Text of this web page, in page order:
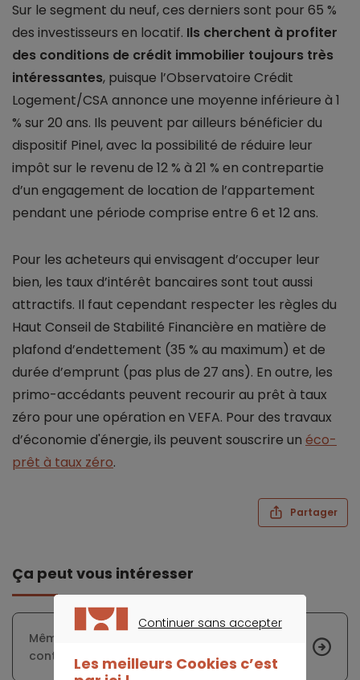
Sur le segment du neuf, ces derniers sont pour 65 %
des investisseurs en locatif. Ils cherchent à profiter
des conditions de crédit immobilier toujours très
intéressantes, puisque l’Observatoire Crédit
Logement/CSA annonce une moyenne inférieure à 1
% sur 20 ans. Ils peuvent par ailleurs bénéficier du
dispositif Pinel, avec la possibilité de réduire leur
impôt sur le revenu de 12 % à 21 % en contrepartie
d’un engagement de location de l’appartement
pendant une période comprise entre 6 et 12 ans.
Pour les acheteurs qui envisagent d’occuper leur
bien, les taux d’intérêt bancaires sont tout aussi
attractifs. Il faut cependant respecter les règles du
Haut Conseil de Stabilité Financière en matière de
plafond d’endettement (35 % au maximum) et de
durée d’emprunt (pas plus de 27 ans). En outre, les
primo-accédants peuvent recourir au prêt à taux
zéro pour une opération en VEFA. Pour des travaux
d’économie d'énergie, ils peuvent souscrire un éco-
prêt à taux zéro.
Partager
Ça peut vous intéresser
Même après la crise, les ménages belges
continueront à se serrer la ceinture
Continuer sans accepter
Les meilleurs Cookies c’est